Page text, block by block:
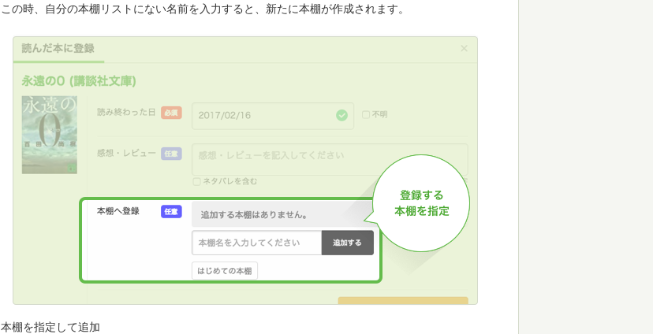
この時、自分の本棚リストにない名前を入力すると、新たに本棚が作成されます。
本棚を指定して追加